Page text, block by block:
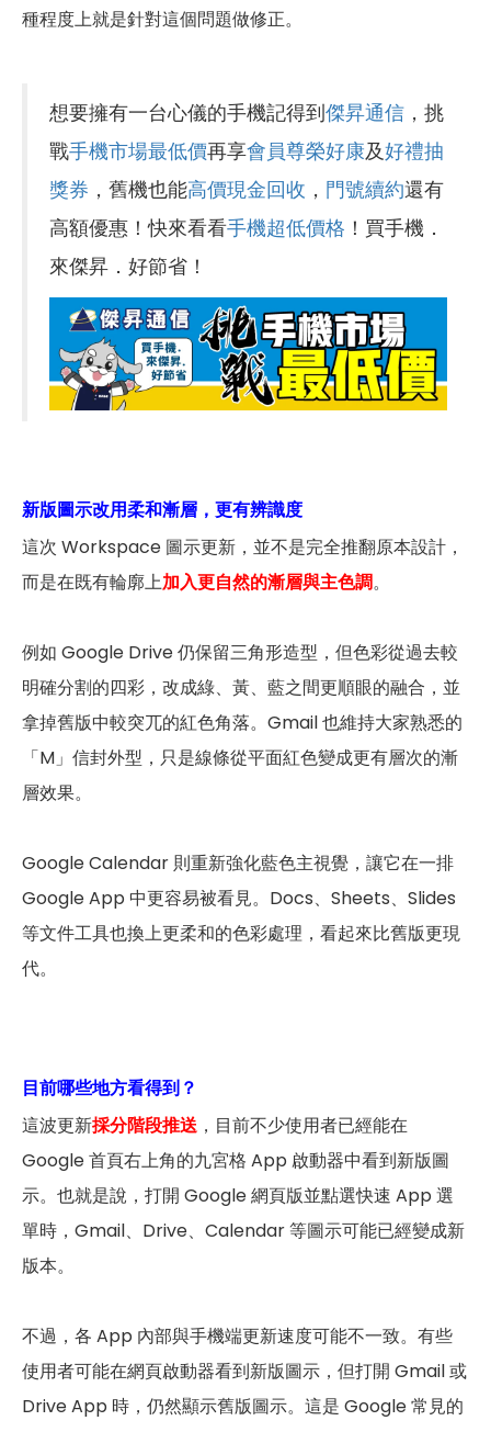
種程度上就是針對這個問題做修正。
想要擁有一台心儀的手機記得到傑昇通信 ，挑
戰手機市場最低價再享會員尊榮好康及好禮抽
獎券 ，舊機也能高價現金回收 ， 門號續約還有
高額優惠！快來看看手機超低價格 ！買手機．
來傑昇．好節省！
新版圖示改用柔和漸層，更有辨識度
這次 Workspace 圖示更新，並不是完全推翻原本設計，
而是在既有輪廓上加入更自然的漸層與主色調。
例如 Google Drive 仍保留三角形造型，但色彩從過去較
明確分割的四彩，改成綠、黃、藍之間更順眼的融合，並
拿掉舊版中較突兀的紅色角落。Gmail 也維持大家熟悉的
「M」信封外型，只是線條從平面紅色變成更有層次的漸
層效果。
Google Calendar 則重新強化藍色主視覺，讓它在一排
Google App 中更容易被看見。Docs、Sheets、Slides
等文件工具也換上更柔和的色彩處理，看起來比舊版更現
代。
目前哪些地方看得到？
這波更新採分階段推送 ，目前不少使用者已經能在
Google 首頁右上角的九宮格 App 啟動器中看到新版圖
示。也就是說，打開 Google 網頁版並點選快速 App 選
單時，Gmail、Drive、Calendar 等圖示可能已經變成新
版本。
不過，各 App 內部與手機端更新速度可能不一致。有些
使用者可能在網頁啟動器看到新版圖示，但打開 Gmail 或
Drive App 時，仍然顯示舊版圖示。這是 Google 常見的